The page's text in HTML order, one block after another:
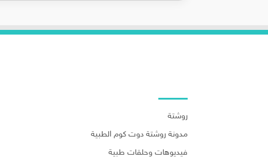
روشتة
مدونة روشتة دوت كوم الطبية
فيديوهات وحلقات طبية